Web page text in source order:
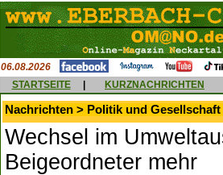
06.08.2026
STARTSEITE
KURZNACHRICHTEN
Nachrichten > Politik und Gesellschaft
Wechsel im
Beigeordneter mehr